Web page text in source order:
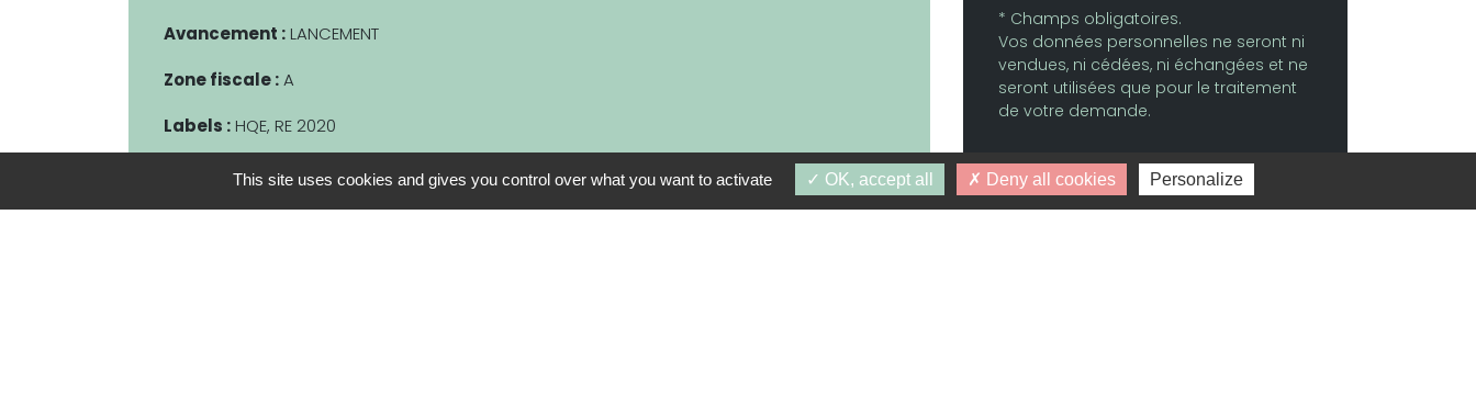
Avancement : LANCEMENT
Zone fiscale :A
Labels : HQE, RE 2020
* Champs obligatoires.
Vos données personnelles ne seront ni
vendues, ni cédées, ni échangées et ne
seront utilisées que pour le traitement
de votre demande.
This site uses cookies and gives you control over what you want to activate OK, accept all Deny all cookies Personalize